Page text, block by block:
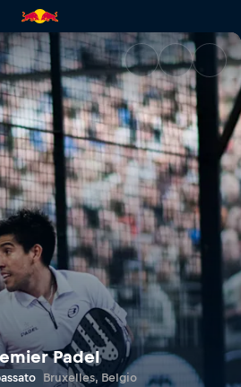
Premier
Padel
Bruxelles, Belgio